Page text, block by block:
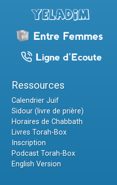
Ressources
Calendrier Juif
Sidour (livre de prière)
Horaires de Chabbath
Livres Torah-Box
Inscription
Podcast Torah-Box
English Version